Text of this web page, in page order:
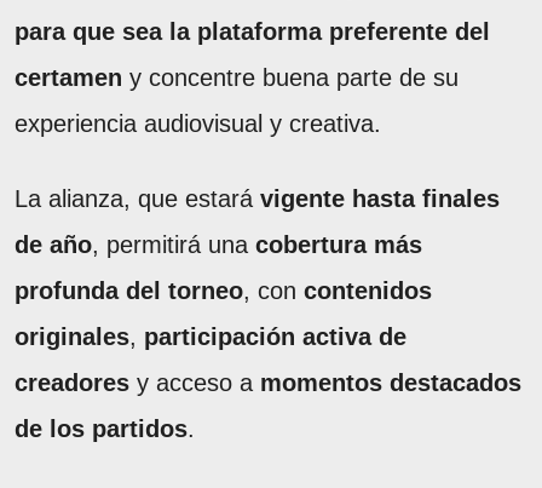
para que sea la plataforma preferente del
certamen y concentre buena parte de su
experiencia audiovisual y creativa.
La alianza, que estará vigente hasta finales
de año, permitirá una cobertura más
profunda del torneo, con contenidos
originales, participación activa de
creadores y acceso a momentos destacados
de los partidos.